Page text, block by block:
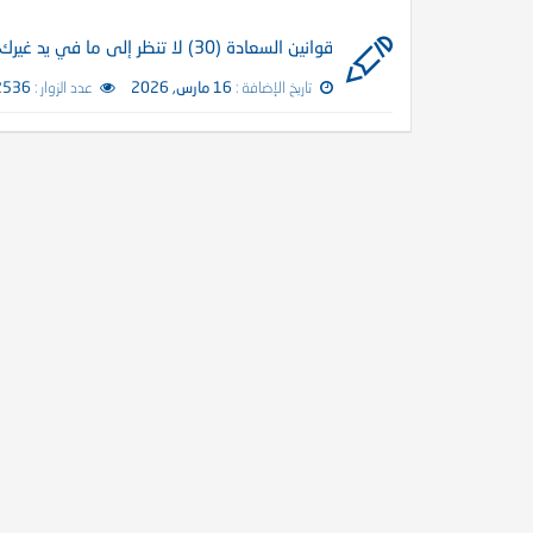
قوانين السعادة (30) لا تنظر إلى ما في يد غيرك
تاريخ الإضافة : 16 مارس, 2026 عدد الزوار : 2536